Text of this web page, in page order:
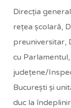
Direcţia
reţea şcolară,
preuniversitar,
cu
judeţene/
Bucureşti şi
duc la